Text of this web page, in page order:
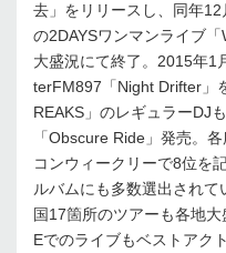
去」をリリースし、同年
の2DAYSワンマンライブ
大盛況にて終了。2015年1
terFM897「Night Drifter」
REAKS」のレギュラーDJ
「Obscure Ride」発売。
コンウィークリーで8位を
ルバムにも多数選出され
国17箇所のツアーも各地
Eでのライブもベストアク